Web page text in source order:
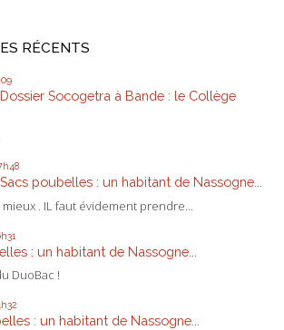
RÉCENTS
Dossier Socogetra à Bande : le Collège
Sacs poubelles : un habitant de Nassogne...
. IL faut évidement prendre...
: un habitant de Nassogne...
DuoBac !
: un habitant de Nassogne...